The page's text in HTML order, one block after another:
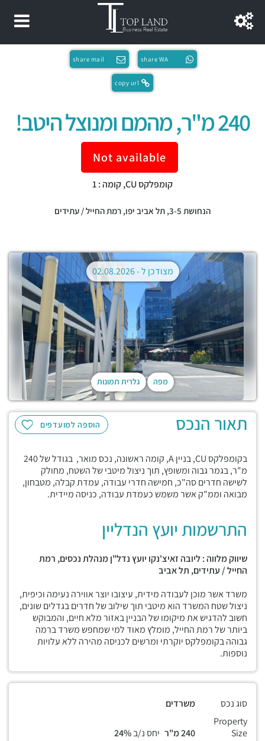
share WA
share mail
copy url
240 מ"ר, מהמם ומנוצל היטב!
Not available
קומפלקס CU, קומה : 1
הנחושת 3-5, תל אביב יפו, רמת החייל / עתידים
מפה גלרית תמונות
מצודכן ל -02.08.2026
הוספה למועדפים תאור הנכס
בקומפלקס CU, בניין A, קומה ראשונה, נכס מואר, בגודל של 240
מ"ר, בגמר גבוה ומשופץ, תוך ניצול מיטבי של השטח, מחולק
לשישה חדרים סה"כ, חמישה חדרי עבודה, עמדת קבלה, מטבחון,
מבואה וממ"ק אשר משמש כעמדת עבודה, כניסה מיידית.
התרשמות יועץ הנדליין
שיווק מלווה : ליובה זאיצ'נקו יועץ נדל"ן מנהלת נכסים, רמת
החייל / עתידים, תל אביב
משרד אשר מוכן לעבודה מידית, עיצובו יוצר אווירה נעימה וכיפית,
ניצול שטח המשרד הוא מיטבי תוך שילוב של חדרים בגדלים שונים,
חשוב להדגיש את מיקומו של הבניין באזור מלא חיים, והמבוקש
ביותר של רמת החייל, מומלץ מאוד למי שמחפש משרד ברמה
גבוהה בקומפלקס יוקרתי ומרשים לכניסה מהירה ללא עלויות
נוספות.
סוג נכס
משרדים
Property
Size
יחס נ/ב